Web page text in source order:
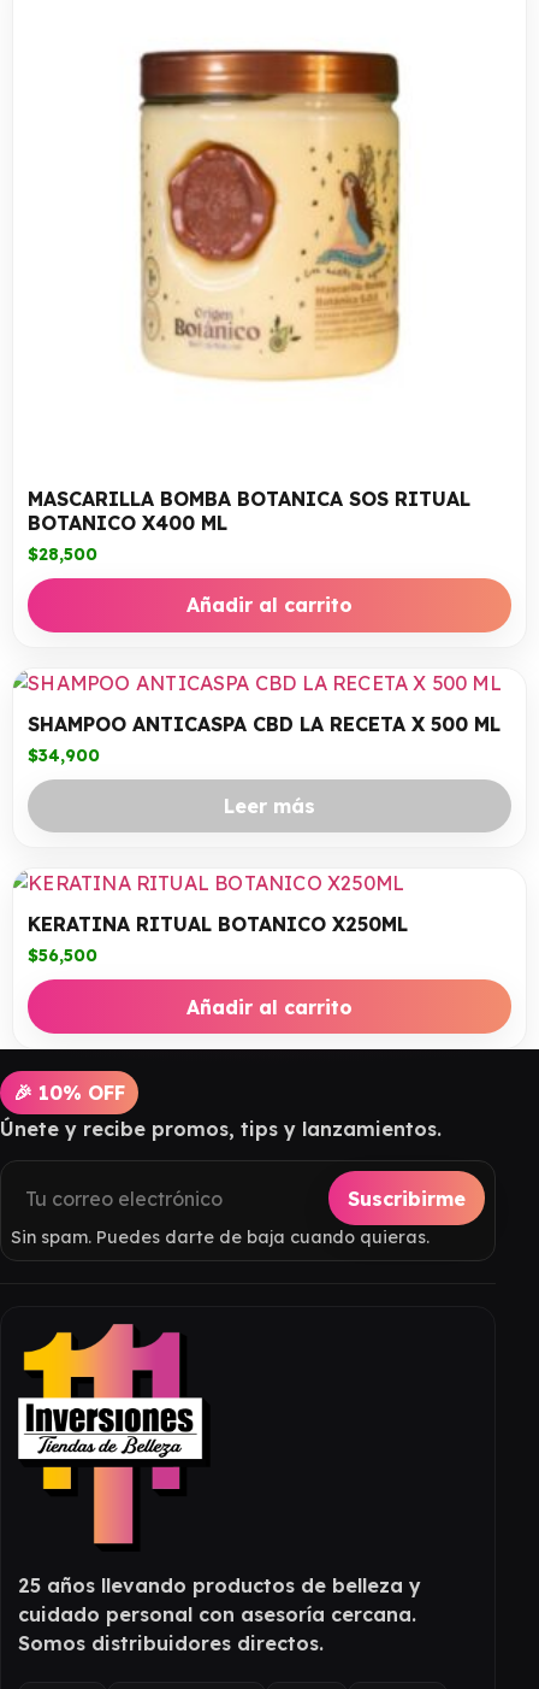
MASCARILLA BOMBA BOTANICA SOS RITUAL
BOTANICO X400 ML
$28,500
Añadir al carrito
SHAMPOO ANTICASPA CBD LA RECETA X 500 ML
$34,900
Leer más
KERATINA RITUAL BOTANICO X250ML
$56,500
Añadir al carrito
🎉 10% OFF
Únete y recibe promos, tips y lanzamientos.
Suscribirme
Sin spam. Puedes darte de baja cuando quieras.
25 años llevando productos de belleza y
cuidado personal con asesoría cercana.
Somos distribuidores directos.